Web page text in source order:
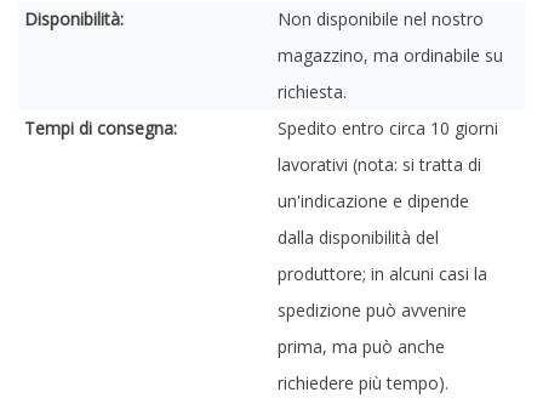
Disponibilità:
Non disponibile nel nostro
magazzino, ma ordinabile su
richiesta.
Tempi di consegna:
Spedito entro circa 10 giorni
lavorativi (nota: si tratta di
un'indicazione e dipende
dalla disponibilità del
produttore; in alcuni casi la
spedizione può avvenire
prima, ma può anche
richiedere più tempo).